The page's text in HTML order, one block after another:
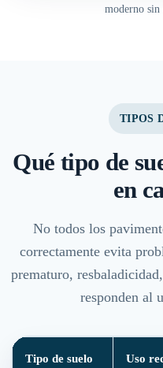
moderno sin
TIPOS
Qué tipo de
en
No todos los
correctamente evita
prematuro,
responden al
Tipo de suelo
Uso